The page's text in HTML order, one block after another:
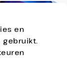
en
gebruikt.